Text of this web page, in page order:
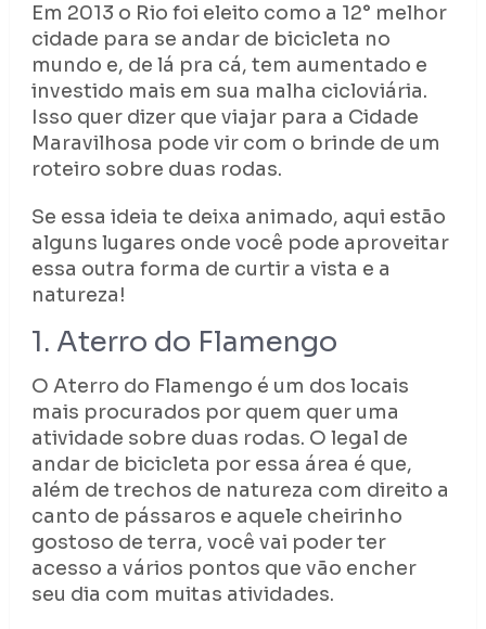
Em 2013 o Rio foi eleito como a 12° melhor
cidade para se andar de bicicleta no
mundo e, de lá pra cá, tem aumentado e
investido mais em sua malha cicloviária.
Isso quer dizer que viajar para a Cidade
Maravilhosa pode vir com o brinde de um
roteiro sobre duas rodas.
Se essa ideia te deixa animado, aqui estão
alguns lugares onde você pode aproveitar
essa outra forma de curtir a vista e a
natureza!
1. Aterro do Flamengo
O Aterro do Flamengo é um dos locais
mais procurados por quem quer uma
atividade sobre duas rodas. O legal de
andar de bicicleta por essa área é que,
além de trechos de natureza com direito a
canto de pássaros e aquele cheirinho
gostoso de terra, você vai poder ter
acesso a vários pontos que vão encher
seu dia com muitas atividades.